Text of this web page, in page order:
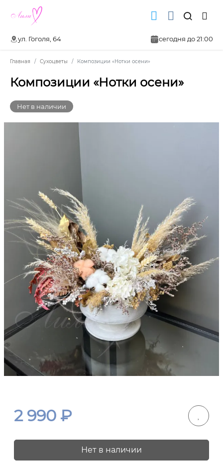
ул. Гоголя, 64 сегодня до 21:00
Главная Сухоцветы Композиции «Нотки осени»
Композиции «Нотки осени»
Нет в наличии
2 990 ₽
Нет в наличии